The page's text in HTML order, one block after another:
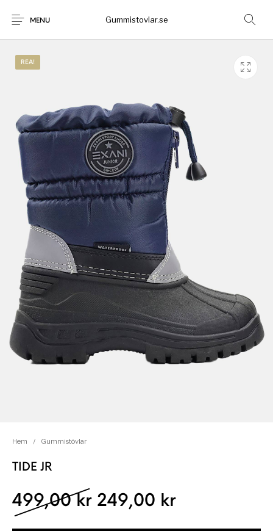
MENU Gummistovlar.se
REA!
Hem / Gummistövlar
TIDE JR
499,00 kr Det ursprungliga
249,00 krDet